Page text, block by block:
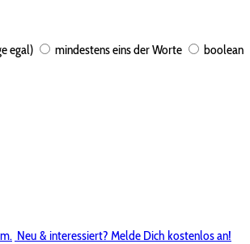
egal) mindestens eins der Worte boolean
Neu & interessiert? Melde Dich kostenlos an!